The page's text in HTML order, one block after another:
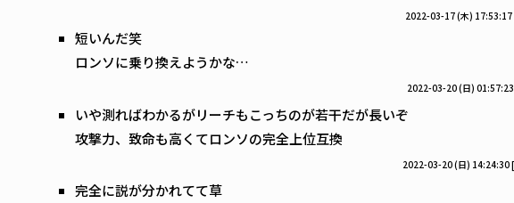
2022-03-17 (木) 17:53:17
短いんだ笑
ロンソに乗り換えようかな…
2022-03-20 (日) 01:57:23
いや測ればわかるがリーチもこっちのが若干だが長いぞ
攻撃力、致命も高くてロンソの完全上位互換
2022-03-20 (日) 14:24:30
完全に説が分かれてて草